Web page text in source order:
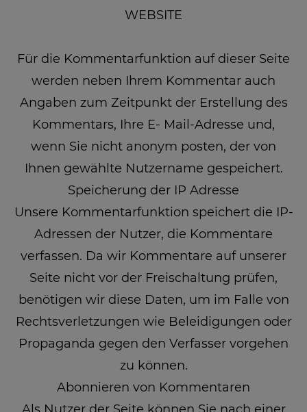
WEBSITE
Für die Kommentarfunktion auf dieser Seite
werden neben Ihrem Kommentar auch
Angaben zum Zeitpunkt der Erstellung des
Kommentars, Ihre E- Mail-Adresse und,
wenn Sie nicht anonym posten, der von
Ihnen gewählte Nutzername gespeichert.
Speicherung der IP Adresse
Unsere Kommentarfunktion speichert die IP-
Adressen der Nutzer, die Kommentare
verfassen. Da wir Kommentare auf unserer
Seite nicht vor der Freischaltung prüfen,
benötigen wir diese Daten, um im Falle von
Rechtsverletzungen wie Beleidigungen oder
Propaganda gegen den Verfasser vorgehen
zu können.
Abonnieren von Kommentaren
Als Nutzer der Seite können Sie nach einer